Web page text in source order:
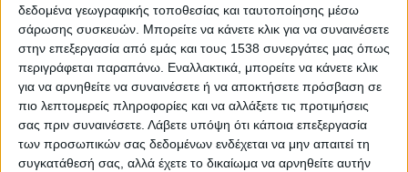
δεδομένα γεωγραφικής τοποθεσίας και ταυτοποίησης μέσω
σάρωσης συσκευών. Μπορείτε να κάνετε κλικ για να συναινέσετε
στην επεξεργασία από εμάς και τους 1538 συνεργάτες μας όπως
περιγράφεται παραπάνω. Εναλλακτικά, μπορείτε να κάνετε κλικ
για να αρνηθείτε να συναινέσετε ή να αποκτήσετε πρόσβαση σε
πιο λεπτομερείς πληροφορίες και να αλλάξετε τις προτιμήσεις
σας πριν συναινέσετε. Λάβετε υπόψη ότι κάποια επεξεργασία
των προσωπικών σας δεδομένων ενδέχεται να μην απαιτεί τη
συγκατάθεσή σας, αλλά έχετε το δικαίωμα να αρνηθείτε αυτήν